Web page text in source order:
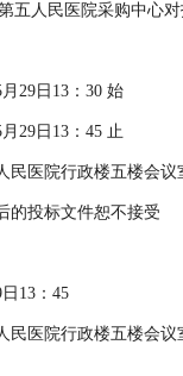
五人民医院采购中心
月29 日 13 ：30 始
月29日 13 ：45 止
民医院行政楼五楼会议
的投标文件恕不接受
日 13 ：45
民医院行政楼五楼会议